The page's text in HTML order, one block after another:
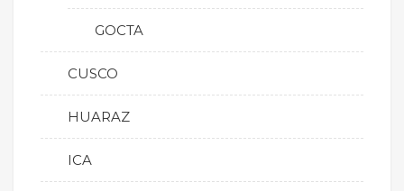
GOCTA
CUSCO
HUARAZ
ICA